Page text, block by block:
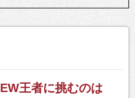
王者に挑むのは